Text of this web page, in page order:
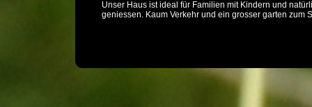
Unser Haus ist ideal für Familien mit Kindern und
geniessen. Kaum Verkehr und ein grosser garten zum